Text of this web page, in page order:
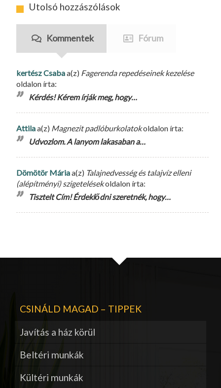
Utolsó hozzászólások
Kommentek Fórum
kertész Csabaa(z) Fagerenda repedéseinek kezelése
oldalon írta:
Kérdés! Kérem írják meg, hogy…
Attilaa(z) Magnezit padlóburkolatokoldalon írta:
Udvozlom. A lanyom lakasaban a…
Dömötör Máriaa(z) Talajnedvesség és talajvíz elleni
(alépítményi) szigetelésekoldalon írta:
Tisztelt Cím! Érdeklődni szeretnék, hogy…
CSINÁLD MAGAD – TIPPEK
Javítás a ház körül
Beltéri munkák
Kültéri munkák